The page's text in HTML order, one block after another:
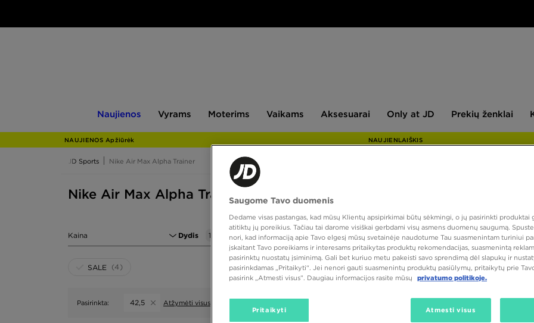
Naujienos Vyrams Moterims Vaikams Aksesuarai
JD
Only at JD
ženklai
Prekių ženklai
NAUJIENOS Apžiūrėk NAUJIENLAIŠKIS
JD Sports Nike Air Max Alpha Trainer
Nike Air Max Alpha Trainer dydis 42,5
Kaina Dydis 1 Spalva
SALE (4)
Pasirinkta: 42,5 Atžymėti visus
Saugome Tavo duomenis
Dedame visas pastangas, kad mūsų Klientų apsipirkimai būtų sėkmingi, o jų pasirinkti produktai
atitiktų jų poreikius. Tačiau tai darome visiškai gerbdami visų asmens duomenų saugumą.
nori, kad informaciją apie Tavo elgesį mūsų svetainėje naudotume Tau suasmenintam turiniui
įskaitant Tavo poreikiams ir interesams pritaikytas produktų rekomendacijas, suasmenintą
pasirinktų nuostatų įsiminimą. Gali bet kuriuo metu pakeisti savo sprendimą dėl slapukų ir
pasirinkdamas „Pritaikyti“. Jei nenori gauti suasmenintų produktų pasiūlymų, pritaikytų prie
pasirink „Atmesti visus”. Daugiau informacijos rasite mūsų
privatumo politikoje.
Pritaikyti Atmesti visus